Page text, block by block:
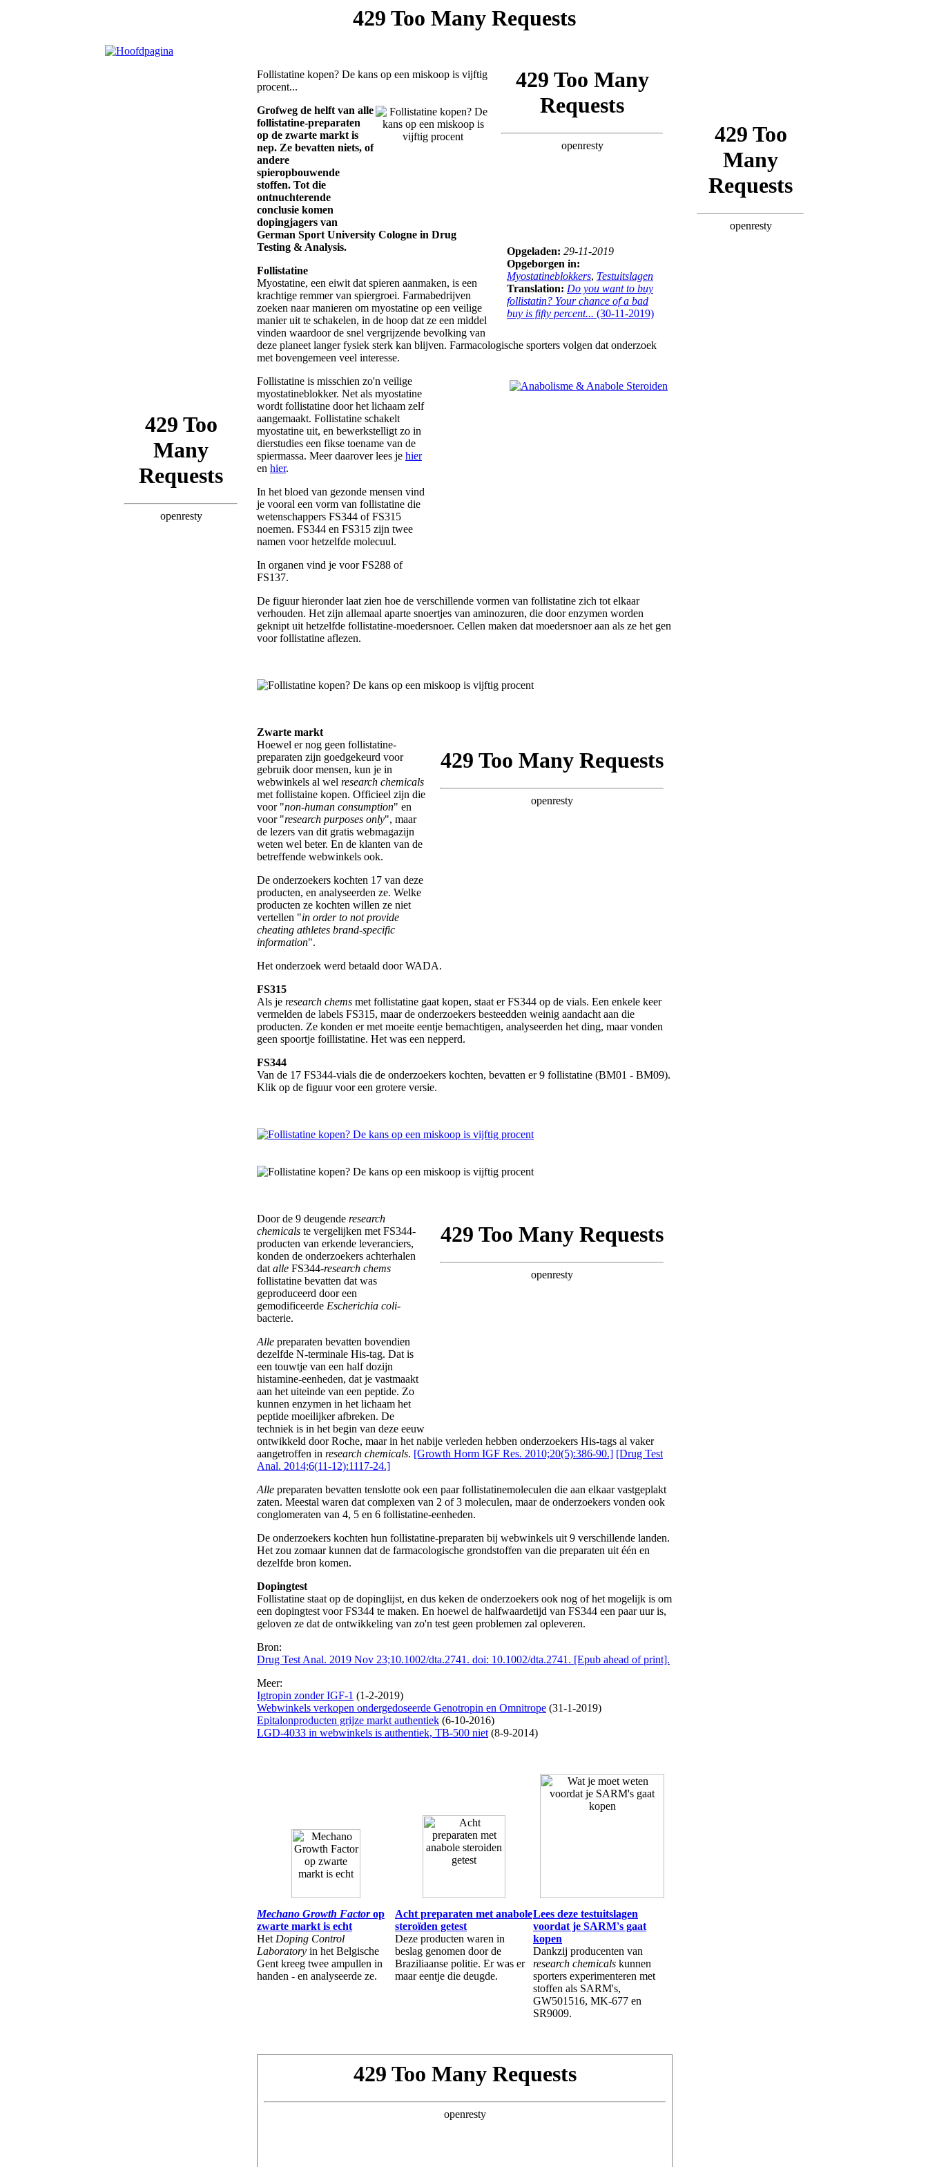
Opgeladen: 29-11-2019
Opgeborgen in:
Myostatineblokkers, Testuitslagen
Translation: Do you want to buy
follistatin? Your chance of a bad
buy is fifty percent... (30-11-2019)
Follistatine kopen? De kans op een miskoop is vijftig
procent...
Grofweg de helft van alle
follistatine-preparaten
op de zwarte markt is
nep. Ze bevatten niets, of
andere
spieropbouwende
stoffen. Tot die
ontnuchterende
conclusie komen
dopingjagers van
German Sport University Cologne in Drug
Testing & Analysis.
Follistatine
Myostatine, een eiwit dat spieren aanmaken, is een
krachtige remmer van spiergroei. Farmabedrijven
zoeken naar manieren om myostatine op een veilige
manier uit te schakelen, in de hoop dat ze een middel
vinden waardoor de snel vergrijzende bevolking van
deze planeet langer fysiek sterk kan blijven. Farmacologische sporters volgen dat onderzoek
met bovengemeen veel interesse.
Follistatine is misschien zo'n veilige
myostatineblokker. Net als myostatine
wordt follistatine door het lichaam zelf
aangemaakt. Follistatine schakelt
myostatine uit, en bewerkstelligt zo in
dierstudies een fikse toename van de
spiermassa. Meer daarover lees je hier
en hier.
In het bloed van gezonde mensen vind
je vooral een vorm van follistatine die
wetenschappers FS344 of FS315
noemen. FS344 en FS315 zijn twee
namen voor hetzelfde molecuul.
In organen vind je voor FS288 of
FS137.
De figuur hieronder laat zien hoe de verschillende vormen van follistatine zich tot elkaar
verhouden. Het zijn allemaal aparte snoertjes van aminozuren, die door enzymen worden
geknipt uit hetzelfde follistatine-moedersnoer. Cellen maken dat moedersnoer aan als ze het gen
voor follistatine aflezen.
Zwarte markt
Hoewel er nog geen follistatine-
preparaten zijn goedgekeurd voor
gebruik door mensen, kun je in
webwinkels al wel research chemicals
met follistaine kopen. Officieel zijn die
voor "non-human consumption" en
voor "research purposes only", maar
de lezers van dit gratis webmagazijn
weten wel beter. En de klanten van de
betreffende webwinkels ook.
De onderzoekers kochten 17 van deze
producten, en analyseerden ze. Welke
producten ze kochten willen ze niet
vertellen "in order to not provide
cheating athletes brand-specific
information".
Het onderzoek werd betaald door WADA.
FS315
Als je research chems met follistatine gaat kopen, staat er FS344 op de vials. Een enkele keer
vermelden de labels FS315, maar de onderzoekers besteedden weinig aandacht aan die
producten. Ze konden er met moeite eentje bemachtigen, analyseerden het ding, maar vonden
geen spoortje foillistatine. Het was een nepperd.
FS344
Van de 17 FS344-vials die de onderzoekers kochten, bevatten er 9 follistatine (BM01 - BM09).
Klik op de figuur voor een grotere versie.
Door de 9 deugende research
chemicals te vergelijken met FS344-
producten van erkende leveranciers,
konden de onderzoekers achterhalen
dat alle FS344-research chems
follistatine bevatten dat was
geproduceerd door een
gemodificeerde Escherichia coli-
bacterie.
Alle preparaten bevatten bovendien
dezelfde N-terminale His-tag. Dat is
een touwtje van een half dozijn
histamine-eenheden, dat je vastmaakt
aan het uiteinde van een peptide. Zo
kunnen enzymen in het lichaam het
peptide moeilijker afbreken. De
techniek is in het begin van deze eeuw
ontwikkeld door Roche, maar in het nabije verleden hebben onderzoekers His-tags al vaker
aangetroffen in research chemicals. [Growth Horm IGF Res. 2010;20(5):386-90.] [Drug Test
Anal. 2014;6(11-12):1117-24.]
Alle preparaten bevatten tenslotte ook een paar follistatinemoleculen die aan elkaar vastgeplakt
zaten. Meestal waren dat complexen van 2 of 3 moleculen, maar de onderzoekers vonden ook
conglomeraten van 4, 5 en 6 follistatine-eenheden.
De onderzoekers kochten hun follistatine-preparaten bij webwinkels uit 9 verschillende landen.
Het zou zomaar kunnen dat de farmacologische grondstoffen van die preparaten uit één en
dezelfde bron komen.
Dopingtest
Follistatine staat op de dopinglijst, en dus keken de onderzoekers ook nog of het mogelijk is om
een dopingtest voor FS344 te maken. En hoewel de halfwaardetijd van FS344 een paar uur is,
geloven ze dat de ontwikkeling van zo'n test geen problemen zal opleveren.
Bron:
Drug Test Anal. 2019 Nov 23;10.1002/dta.2741. doi: 10.1002/dta.2741. [Epub ahead of print].
Meer:
Igtropin zonder IGF-1 (1-2-2019)
Webwinkels verkopen ondergedoseerde Genotropin en Omnitrope (31-1-2019)
Epitalonproducten grijze markt authentiek (6-10-2016)
LGD-4033 in webwinkels is authentiek, TB-500 niet (8-9-2014)
Mechano Growth Factorop
zwarte markt is echt
Het Doping Control
Laboratory in het Belgische
Gent kreeg twee ampullen in
handen - en analyseerde ze.
Acht preparaten met anabole
steroïden getest
Deze producten waren in
beslag genomen door de
Braziliaanse politie. Er was er
maar eentje die deugde.
Lees deze testuitslagen
voordat je SARM's gaat
kopen
Dankzij producenten van
research chemicals kunnen
sporters experimenteren met
stoffen als SARM's,
GW501516, MK-677 en
SR9009.